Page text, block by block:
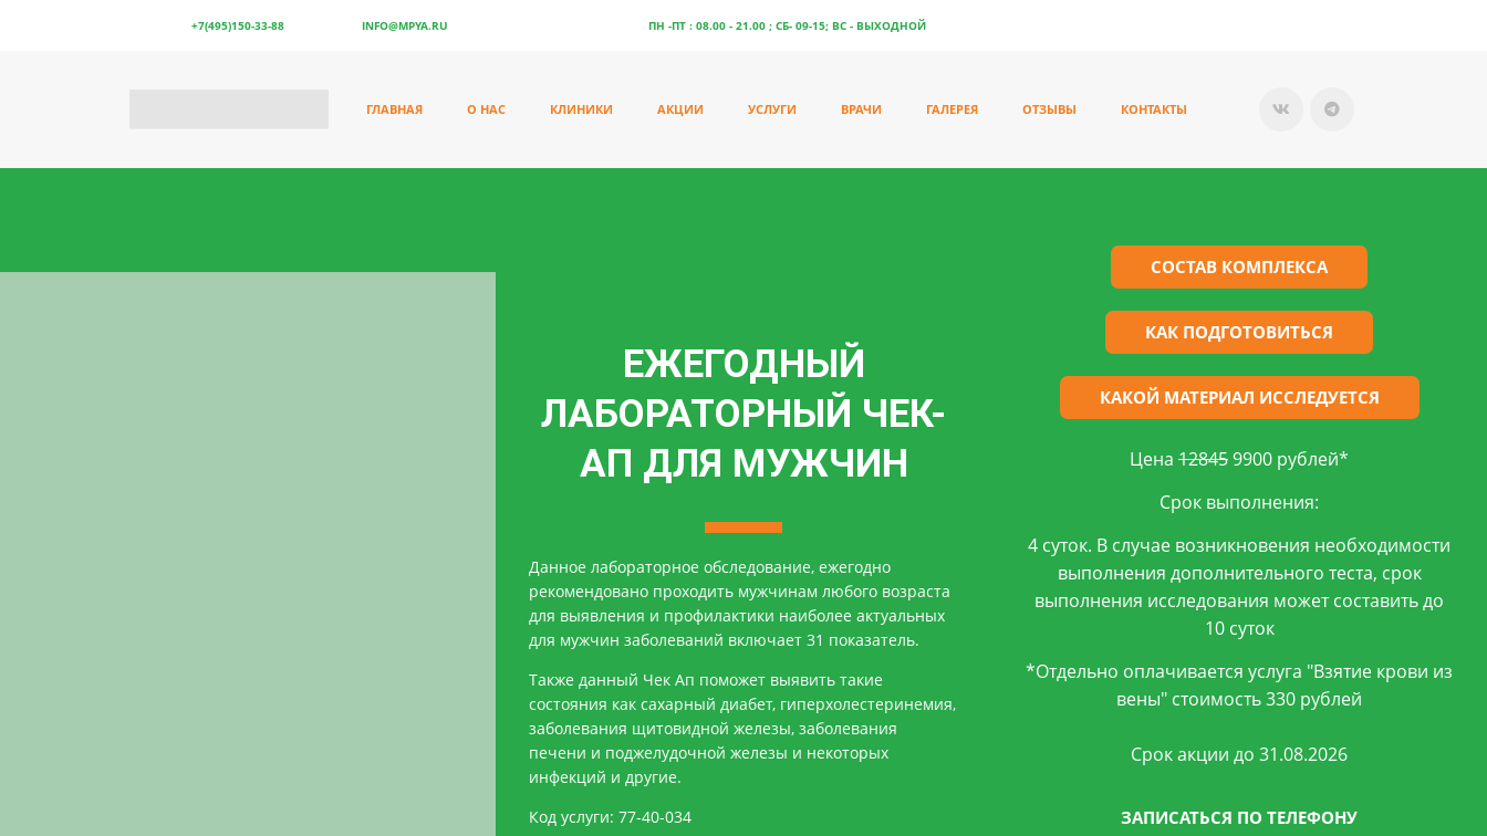
+7(495)150-33-88 INFO@MPYA.RU ПН -ПТ : 08.00 - 21.00 ; СБ- 09-15; ВС - ВЫХОДНОЙ
ГЛАВНАЯ О НАС КЛИНИКИ АКЦИИ УСЛУГИ ВРАЧИ ГАЛЕРЕЯ ОТЗЫВЫ КОНТАКТЫ
ЕЖЕГОДНЫЙ
ЛАБОРАТОРНЫЙ ЧЕК-
АП ДЛЯ МУЖЧИН
Данное лабораторное обследование, ежегодно
рекомендовано проходить мужчинам любого возраста
для выявления и профилактики наиболее актуальных
для мужчин заболеваний включает 31 показатель.
Также данный Чек Ап поможет выявить такие
состояния как сахарный диабет, гиперхолестеринемия,
заболевания щитовидной железы, заболевания
печени и поджелудочной железы и некоторых
инфекций и другие.
Код услуги: 77-40-034
СОСТАВ КОМПЛЕКСА
КАК ПОДГОТОВИТЬСЯ
КАКОЙ МАТЕРИАЛ ИССЛЕДУЕТСЯ
Цена 128459900 рублей*
Срок выполнения:
4 суток. В случае возникновения необходимости
выполнения дополнительного теста, срок
выполнения исследования может составить до
10 суток
*Отдельно оплачивается услуга "Взятие крови из
вены" стоимость 330 рублей
Срок акции до 31.08.2026
ЗАПИСАТЬСЯ ПО ТЕЛЕФОНУ